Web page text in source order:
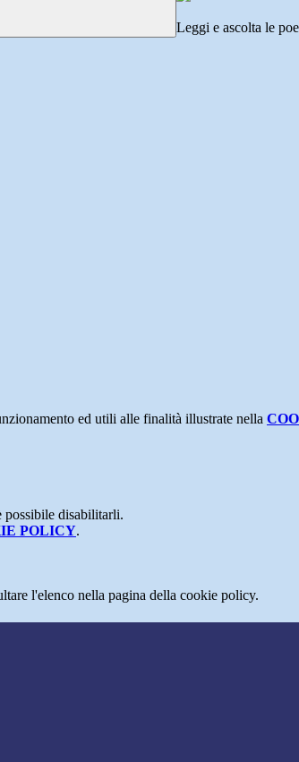
Leggi e ascolta le
ed utili alle finalità illustrate nella
possibile disabilitarli.
POLICY.
l'elenco nella pagina della cookie policy.